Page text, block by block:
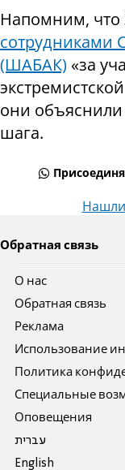
Напомним, что
сотрудниками
(ШАБАК) «за
они объяснили
шага.
Обратная связь
О нас
Обратная связь
Реклама
Использование
Политика
Специальные
Оповещения
עברית
English